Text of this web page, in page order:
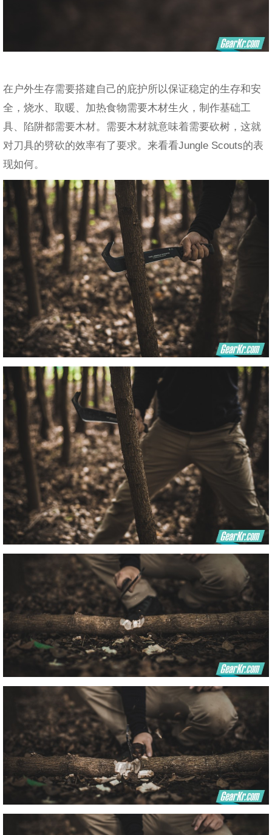
在户外生存需要搭建自己的庇护所以保证稳定的生存和安
全，烧水、取暖、加热食物需要木材生火，制作基础工
具、陷阱都需要木材。需要木材就意味着需要砍树，这就
对刀具的劈砍的效率有了要求。来看看Jungle Scouts的表
现如何。